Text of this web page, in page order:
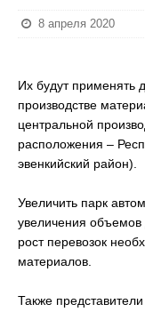
8 апреля 2020
Их будут применять
производстве
центральной
расположения –
эвенкийский район).
Увеличить парк
увеличения объемов
рост перевозок
материалов.
Также